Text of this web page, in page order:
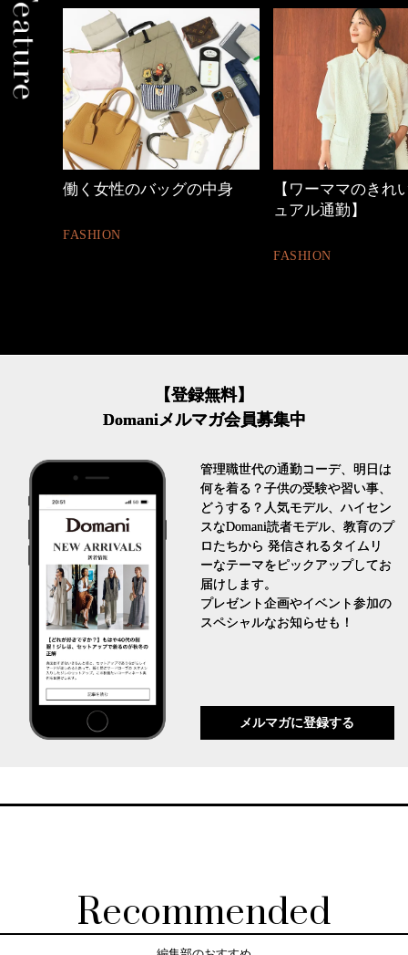
【ワーママのきれいめカジ
優木まおみさん「
割。」
LIFESTYLE
【登録無料】
Domaniメルマガ会員募集中
管理職世代の通勤コーデ、明日は
何を着る？子供の受験や習い事、
どうする？人気モデル、ハイセン
スなDomani読者モデル、教育のプ
ロたちから 発信されるタイムリ
ーなテーマをピックアップしてお
届けします。
プレゼント企画やイベント参加の
スペシャルなお知らせも！
メルマガに登録する
Recommended